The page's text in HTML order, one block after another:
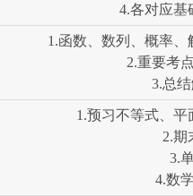
4.各对应基
1.函数、数列、概率
2.重要考
3.总
1.预习不等式、平
2.期
3.
4.数